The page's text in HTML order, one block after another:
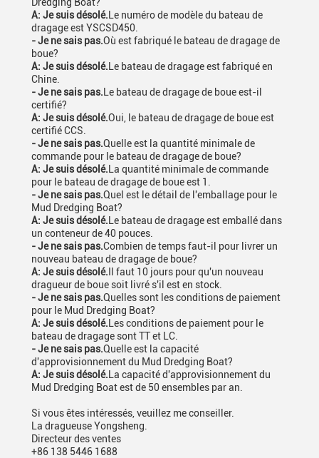
A: Je suis désolé. Le numéro de modèle du bateau de
dragage est YSCSD450.
- Je ne sais pas.Où est fabriqué le bateau de dragage de
boue?
A: Je suis désolé. Le bateau de dragage est fabriqué en
Chine.
- Je ne sais pas. Le bateau de dragage de boue est-il
certifié?
A: Je suis désolé.Oui, le bateau de dragage de boue est
certifié CCS.
- Je ne sais pas.Quelle est la quantité minimale de
commande pour le bateau de dragage de boue?
A: Je suis désolé. La quantité minimale de commande
pour le bateau de dragage de boue est 1.
- Je ne sais pas.Quel est le détail de l'emballage pour le
Mud Dredging Boat?
A: Je suis désolé. Le bateau de dragage est emballé dans
un conteneur de 40 pouces.
- Je ne sais pas.Combien de temps faut-il pour livrer un
nouveau bateau de dragage de boue?
A: Je suis désolé. Il faut 10 jours pour qu'un nouveau
dragueur de boue soit livré s'il est en stock.
- Je ne sais pas.Quelles sont les conditions de paiement
pour le Mud Dredging Boat?
A: Je suis désolé. Les conditions de paiement pour le
bateau de dragage sont TT et LC.
- Je ne sais pas.Quelle est la capacité
d'approvisionnement du Mud Dredging Boat?
A: Je suis désolé. La capacité d'approvisionnement du
Mud Dredging Boat est de 50 ensembles par an.
Si vous êtes intéressés, veuillez me conseiller.
La dragueuse Yongsheng.
Directeur des ventes
+86 138 5446 1688